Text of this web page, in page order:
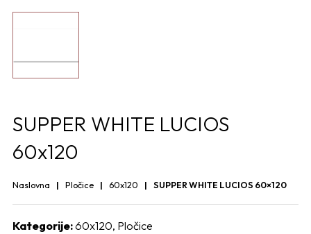
SUPPER WHITE LUCIOS
60x120
Naslovna Pločice 60x120 SUPPER WHITE LUCIOS 60×120
Kategorije:60x120, Pločice